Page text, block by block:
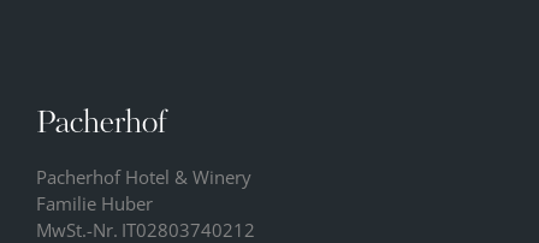
Pacherhof
Pacherhof Hotel & Winery
Familie Huber
MwSt.-Nr. IT02803740212